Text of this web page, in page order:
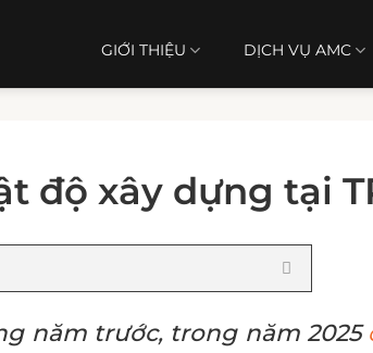
GIỚI THIỆU DỊCH VỤ AMC
độ xây dựng tại
năm trước, trong năm 2025